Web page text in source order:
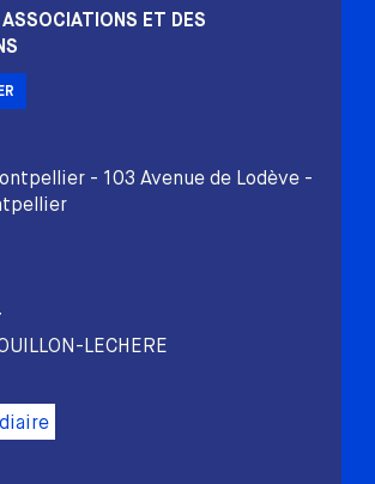
ET DES
- 103 Avenue de Lodève -
LECHERE